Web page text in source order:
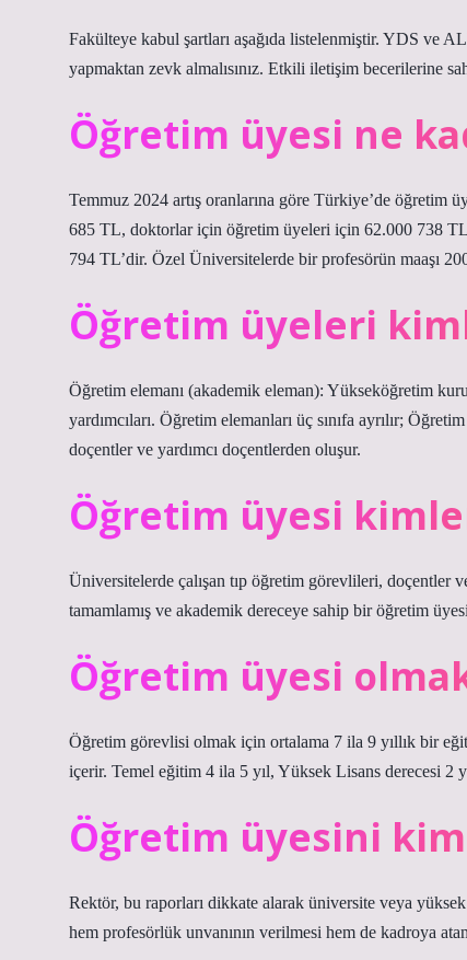
Fakülteye kabul şartları aşağıda listelenmiştir. YDS ve
yapmaktan zevk almalısınız. Etkili iletişim becerilerine
Öğretim üyesi ne
Temmuz 2024 artış oranlarına göre Türkiye’de öğretim
685 TL, doktorlar için öğretim üyeleri için 62.000 738
794 TL’dir. Özel Üniversitelerde bir profesörün maaşı
Öğretim üyeleri
Öğretim elemanı (akademik eleman): Yükseköğretim
yardımcıları. Öğretim elemanları üç sınıfa ayrılır;
doçentler ve yardımcı doçentlerden oluşur.
Öğretim üyesi
Üniversitelerde çalışan tıp öğretim görevlileri, doçentler
tamamlamış ve akademik dereceye sahip bir öğretim
Öğretim üyesi
Öğretim görevlisi olmak için ortalama 7 ila 9 yıllık bir
içerir. Temel eğitim 4 ila 5 yıl, Yüksek Lisans derecesi 2
Öğretim üyesini
Rektör, bu raporları dikkate alarak üniversite veya
hem profesörlük unvanının verilmesi hem de kadroya